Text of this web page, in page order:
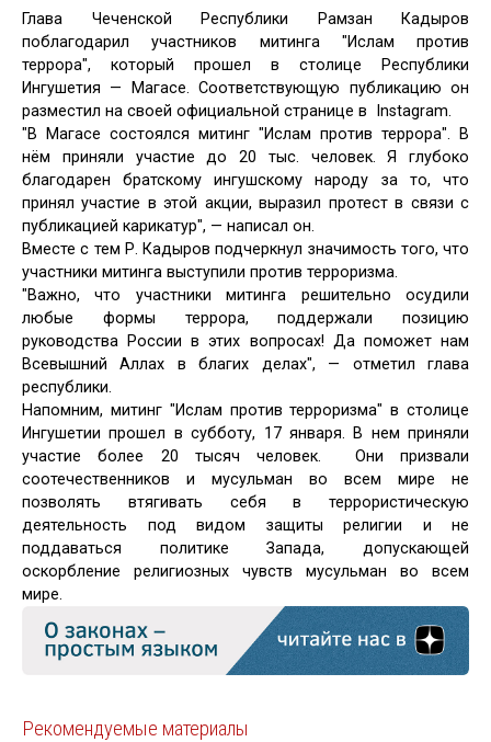
Глава Чеченской Республики Рамзан Кадыров
поблагодарил участников митинга "Ислам против
террора", который прошел в столице Республики
Ингушетия — Магасе. Соответствующую публикацию он
разместил на своей официальной странице в Instagram.
"В Магасе состоялся митинг "Ислам против террора". В
нём приняли участие до 20 тыс. человек. Я глубоко
благодарен братскому ингушскому народу за то, что
принял участие в этой акции, выразил протест в связи с
публикацией карикатур", — написал он.
Вместе с тем Р. Кадыров подчеркнул значимость того, что
участники митинга выступили против терроризма.
"Важно, что участники митинга решительно осудили
любые формы террора, поддержали позицию
руководства России в этих вопросах! Да поможет нам
Всевышний Аллах в благих делах", — отметил глава
республики.
Напомним, митинг "Ислам против терроризма" в столице
Ингушетии прошел в субботу, 17 января. В нем приняли
участие более 20 тысяч человек. Они призвали
соотечественников и мусульман во всем мире не
позволять втягивать себя в террористическую
деятельность под видом защиты религии и не
поддаваться политике Запада, допускающей
оскорбление религиозных чувств мусульман во всем
мире.
Рекомендуемые материалы